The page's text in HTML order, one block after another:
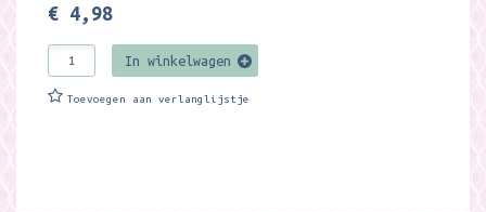
€ 4,98
In winkelwagen
Toevoegen aan verlanglijstje